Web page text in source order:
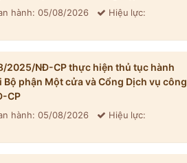
hành: 05/08/2026 Hiệu lực:
2025/NĐ-CP thực hiện thủ tục hành
phận Một cửa và Cổng Dịch vụ công
CP
hành: 05/08/2026 Hiệu lực: